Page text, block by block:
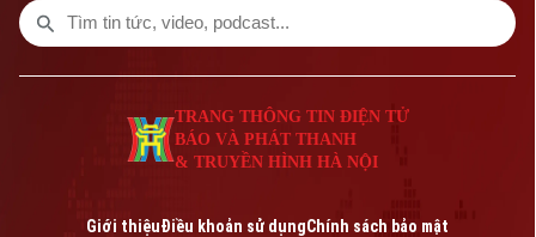
phép số: Số 63/GP-TTDT, cấp ngày 10/05/2023
TRANG THÔNG TIN ĐIỆN TỬ
BÁO VÀ PHÁT THANH
& TRUYỀN HÌNH HÀ NỘI
Giới thiệuĐiều khoản sử dụngChính sách bảo mật